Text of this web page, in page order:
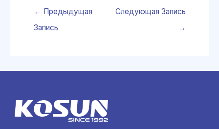
← Предыдущая
Запись
Следующая Запись
→